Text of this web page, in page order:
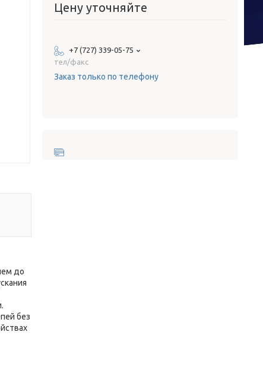
до
без
Цену уточняйте
+7 (727) 339-05-75
тел/факс
Заказ только по телефону